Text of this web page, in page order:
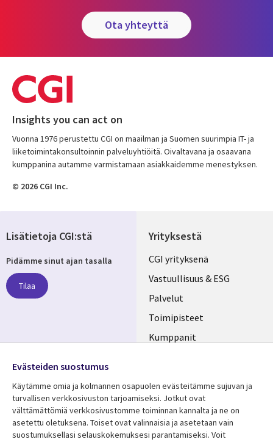
ota yhteyttä
Insights you can act on
Vuonna 1976 perustettu CGI on maailman ja Suomen suurimpia IT- ja
liiketoimintakonsultoinnin palveluyhtiöitä. Oivaltavana ja osaavana
kumppanina autamme varmistamaan asiakkaidemme menestyksen.
© 2026 CGI Inc.
Yrityksestä
Useful
links
FINLAND
CGI yrityksenä
Vastuullisuus & ESG
Palvelut
Toimipisteet
Kumppanit
Resurssikeskus Lisätietoa
Lisätietoja CGI:stä
Pidämme sinut ajan tasalla
Tilaa
Media
FINLAND
Evästeiden suostumus
Käytämme omia ja kolmannen osapuolen evästeitämme sujuvan ja
turvallisen verkkosivuston tarjoamiseksi. Jotkut ovat
välttämättömiä verkkosivustomme toiminnan kannalta ja ne on
asetettu oletuksena. Toiset ovat valinnaisia ​​ja asetetaan vain
suostumuksellasi selauskokemuksesi parantamiseksi. Voit